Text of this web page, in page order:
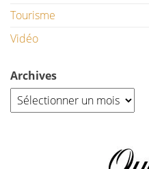
Tourisme
Vidéo
Archives